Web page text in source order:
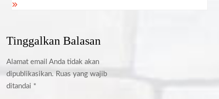
Tinggalkan Balasan
Alamat email Anda tidak akan
dipublikasikan. Ruas yang wajib
ditandai *